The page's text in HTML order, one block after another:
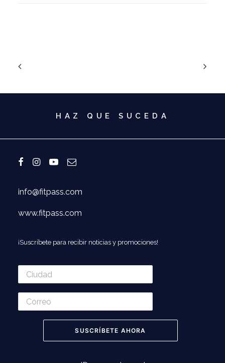
HAZ QUE SUCEDA
info@fitpass.com
www.fitpass.com
¡Suscríbete para recibir noticias y promociones!